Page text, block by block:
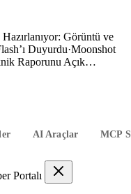
Görüntü ve
Duyurdu·Moonshot
Raporunu Açık…
AI Araçlar MCP
Portalı